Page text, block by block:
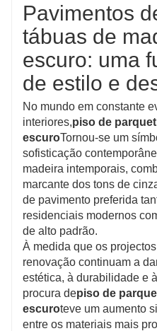
Pavimentos
tábuas de
escuro: uma
de estilo e
No mundo em constante
interiores,piso de
escuroTornou-se um
sofisticação
madeira intemporais,
marcante dos tons de
de pavimento preferida
residenciais modernos
de alto padrão.
À medida que os
renovação continuam a
estética, à durabilidade e
procura depiso de
escuroteve um aumento
entre os materiais mais